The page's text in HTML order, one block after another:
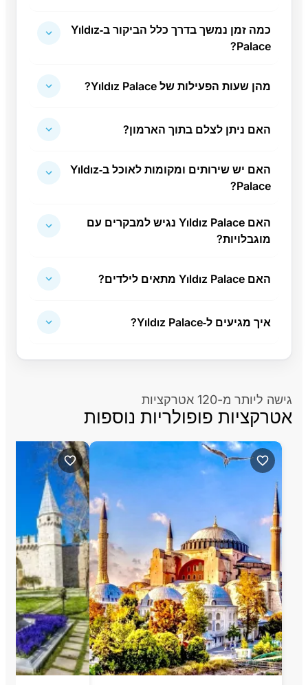
כמה זמן נמשך בדרך כלל הביקור ב‑Yıldız
Palace?
מהן שעות הפעילות של Yıldız Palace?
האם ניתן לצלם בתוך הארמון?
האם יש שירותים ומקומות לאוכל ב‑Yıldız
Palace?
האם Yıldız Palace נגיש למבקרים עם
מוגבלויות?
האם Yıldız Palace מתאים לילדים?
איך מגיעים ל‑Yıldız Palace?
גישה ליותר מ-120 אטרקציות
אטרקציות פופולריות נוספות